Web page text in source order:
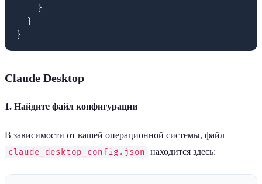
    }
  }
Claude Desktop
1. Найдите файл конфигурации
В зависимости от вашей операционной системы, файл
claude_desktop_config.json находится здесь: